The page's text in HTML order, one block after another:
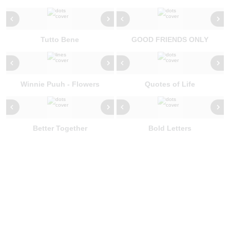
Tutto Bene GOOD FRIENDS ONLY
Winnie Puuh - Flowers Quotes of Life
Better Together Bold Letters